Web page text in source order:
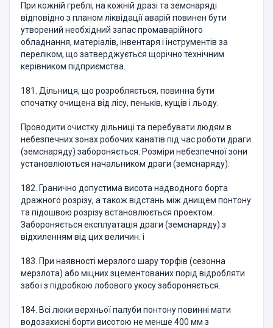
При кожній греблі, на кожній дразі та земснаряді
відповідно з планом ліквідації аварій повинен бути
утворений необхідний запас промаварійного
обладнання, матеріалів, інвентаря і інструментів за
переліком, що затверджується щорічно технічним
керівником підприємства.
181. Дільниця, що розробляється, повинна бути
спочатку очищена від лісу, пеньків, кущів і льоду.
Проводити очистку дільниці та перебувати людям в
небезпечних зонах робочих канатів під час роботи драги
(земснаряду) забороняється. Розміри небезпечної зони
установлюються начальником драги (земснаряду).
182. Гранично допустима висота надводного борта
дражного розрізу, а також відстань між днищем понтону
та підошвою розрізу встановлюється проектом.
Забороняється експлуатація драги (земснаряду) з
відхиленням від цих величин. і
183. При наявності мерзлого шару торфів (сезонна
мерзлота) або міцних зцементованих порід відробляти
забої з підробкою лобового укосу забороняється.
184. Всі люки верхньої палуби понтону повинні мати
водозахисні борти висотою не менше 400 мм з